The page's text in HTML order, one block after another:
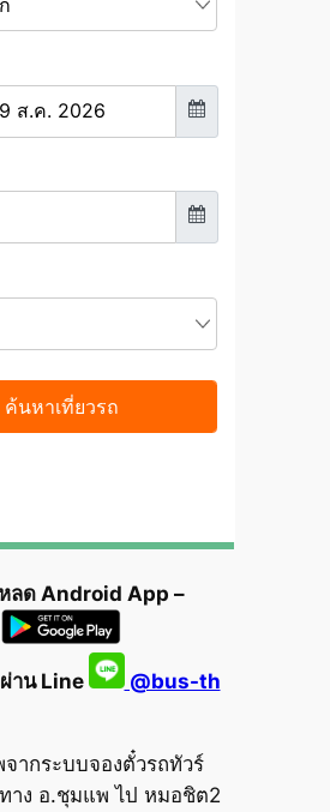
ลด Android App –
าน Line @bus-th
ากระบบจองตั๋วรถทัวร์
าง อ.ชุมแพ ไป หมอชิต2